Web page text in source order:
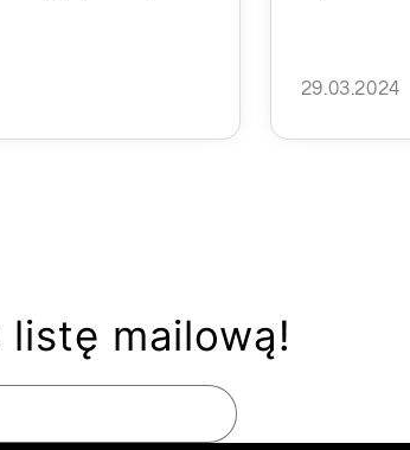
29.03.2024
listę mailową!